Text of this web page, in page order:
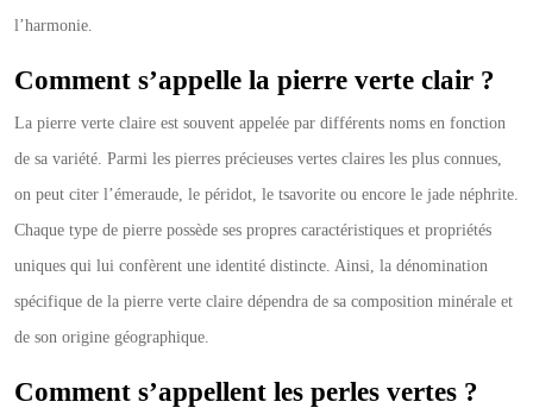
l’harmonie.
Comment s’appelle la pierre verte clair ?
La pierre verte claire est souvent appelée par différents noms en fonction
de sa variété. Parmi les pierres précieuses vertes claires les plus connues,
on peut citer l’émeraude, le péridot, le tsavorite ou encore le jade néphrite.
Chaque type de pierre possède ses propres caractéristiques et propriétés
uniques qui lui confèrent une identité distincte. Ainsi, la dénomination
spécifique de la pierre verte claire dépendra de sa composition minérale et
de son origine géographique.
Comment s’appellent les perles vertes ?